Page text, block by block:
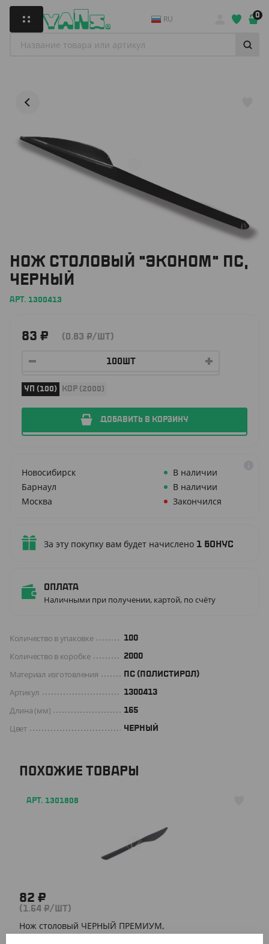
RU 0
НОЖ СТОЛОВЫЙ "ЭКОНОМ" ПС,
ЧЕРНЫЙ
АРТ. 1300413
83 ₽ (0.83 ₽/ШТ)
УП (100) КОР (2000)
ДОБАВИТЬ В КОРЗИНУ
Новосибирск
В наличии
Барнаул
В наличии
Москва
Закончился
За эту покупку вам будет начислено 1 бонус
Оплата
Наличными при получении, картой, по счёту
Количество в упаковке 100
Количество в коробке 2000
Материал изготовления ПС (ПОЛИСТИРОЛ)
Артикул 1300413
Длина (мм) 165
Цвет ЧЕРНЫЙ
ПОХОЖИЕ ТОВАРЫ
АРТ. 1301808
82 ₽
(1.64 ₽/ШТ)
Нож столовый ЧЕРНЫЙ ПРЕМИУМ,